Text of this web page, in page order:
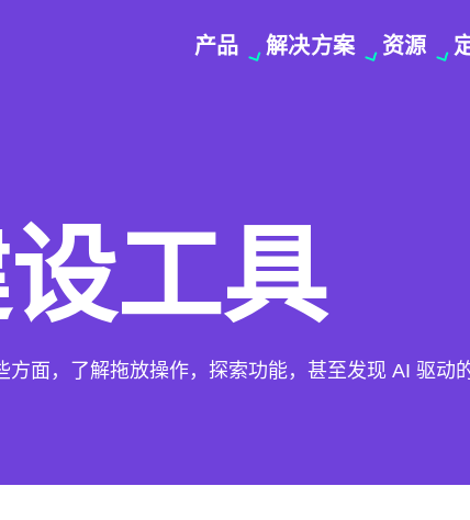
产品 解决方案 资源
工具
方面，了解拖放操作，探索功能，甚至发现 AI 驱动